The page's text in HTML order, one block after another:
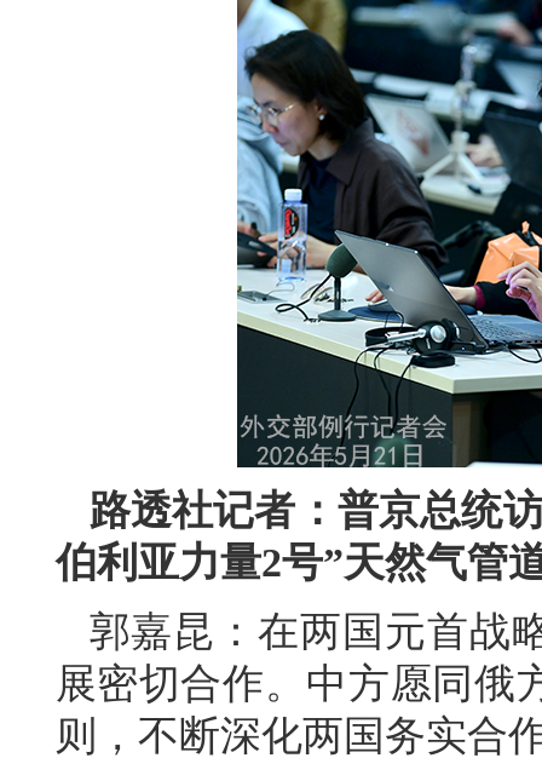
路透社记者：普京总统
伯利亚力量2号”天然气管
郭嘉昆：在两国元首战
展密切合作。中方愿同俄
则，不断深化两国务实合